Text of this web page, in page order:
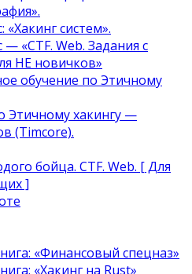
«Хакинг систем».
«CTF. Web. Задания с
НЕ новичков»
обучение по Этичному
Этичному хакингу —
(Timcore).
бойца. CTF. Web. [ Для
]
«Финансовый спецназ»
«Хакинг на Rust»